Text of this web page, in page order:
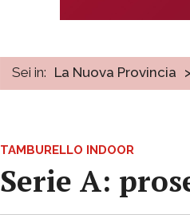
Sei in: La Nuova Provincia >
TAMBURELLO INDOOR
Serie A: